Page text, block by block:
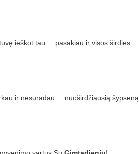
ieškot tau ... pasakiau ir visos širdies...
ir nesuradau ... nuoširdžiausią šypseną,